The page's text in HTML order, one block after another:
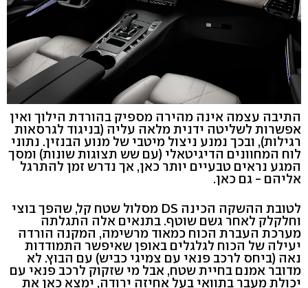
התיבה עצמה אינה מהירה מספיק בהורדת הילוך ואין
אפשרות לשליטה ידנית מלאה עליה (בניגוד לגרסאות
רגילות), ובכך נמנע ניצול מיטבי של מנוע הבנזין. נתוני
לוח המחוונים הדיגיטאלי (עם שש תצוגות שונות) ומסך
המגע נראים טבעיים יותר כאן, אך נדרש זמן להתרגל
אליהם - גם כאן.
לטובת ההשקה הכינה DS מסלול שטח קל, שהפך בוצי
וחלקלק לאחר גשם שוטף. בתנאים אלה התגלתה
מערכת העברת הכוח כמאוד מרשימה, המקנה הורדה
יעילה של הכוח לגלגלים באופן שאיפשר התמודדות
נאה (ביחס לרכב פנאי עם צמיגי כביש) עם הבוץ. לא
מדובר אמנם בחיית שטח, אבל מי שזקוק לרכב פנאי עם
יכולת מעבר בתוואי בעל אחיזה ירודה, ימצא כאן את